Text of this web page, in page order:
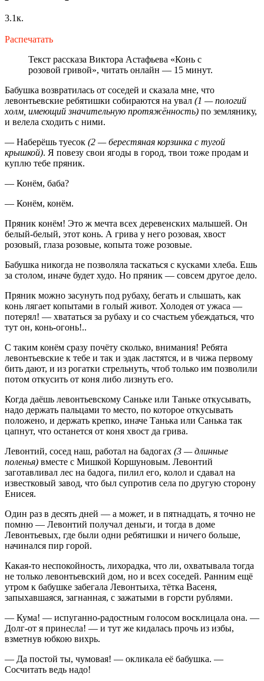
3.1к.
Распечатать
Текст рассказа Виктора Астафьева «Конь с
розовой гривой», читать онлайн — 15 минут.
Бабушка возвратилась от соседей и сказала мне, что
левонтьевские ребятишки собираются на увал (1 — пологий
холм, имеющий значительную протяжённость) по землянику,
и велела сходить с ними.
— Наберёшь туесок (2 — берестяная корзинка с тугой
крышкой). Я повезу свои ягоды в город, твои тоже продам и
куплю тебе пряник.
— Конём, баба?
— Конём, конём.
Пряник конём! Это ж мечта всех деревенских малышей. Он
белый-белый, этот конь. А грива у него розовая, хвост
розовый, глаза розовые, копыта тоже розовые.
Бабушка никогда не позволяла таскаться с кусками хлеба. Ешь
за столом, иначе будет худо. Но пряник — совсем другое дело.
Пряник можно засунуть под рубаху, бегать и слышать, как
конь лягает копытами в голый живот. Холодея от ужаса —
потерял! — хвататься за рубаху и со счастьем убеждаться, что
тут он, конь-огонь!..
С таким конём сразу почёту сколько, внимания! Ребята
левонтьевские к тебе и так и эдак ластятся, и в чижа первому
бить дают, и из рогатки стрельнуть, чтоб только им позволили
потом откусить от коня либо лизнуть его.
Когда даёшь левонтьевскому Саньке или Таньке откусывать,
надо держать пальцами то место, по которое откусывать
положено, и держать крепко, иначе Танька или Санька так
цапнут, что останется от коня хвост да грива.
Левонтий, сосед наш, работал на бадогах (3 — длинные
поленья) вместе с Мишкой Коршуновым. Левонтий
заготавливал лес на бадога, пилил его, колол и сдавал на
известковый завод, что был супротив села по другую сторону
Енисея.
Один раз в десять дней — а может, и в пятнадцать, я точно не
помню — Левонтий получал деньги, и тогда в доме
Левонтьевых, где были одни ребятишки и ничего больше,
начинался пир горой.
Какая-то неспокойность, лихорадка, что ли, охватывала тогда
не только левонтьевский дом, но и всех соседей. Ранним ещё
утром к бабушке забегала Левонтьиха, тётка Васеня,
запыхавшаяся, загнанная, с зажатыми в горсти рублями.
— Кума! — испуганно-радостным голосом восклицала она. —
Долг-от я принесла! — и тут же кидалась прочь из избы,
взметнув юбкою вихрь.
— Да постой ты, чумовая! — окликала её бабушка. —
Сосчитать ведь надо!